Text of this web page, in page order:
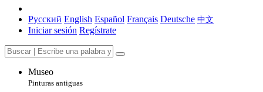
Русский English Español Français Deutsche 中文
Iniciar sesión Regístrate
Museo
Pinturas antiguas